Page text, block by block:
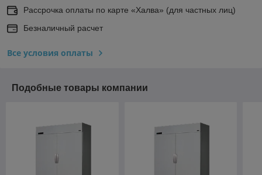
Рассрочка оплаты по карте «Халва» (для частных лиц)
Безналичный расчет
Все условия оплаты
Подобные товары компании